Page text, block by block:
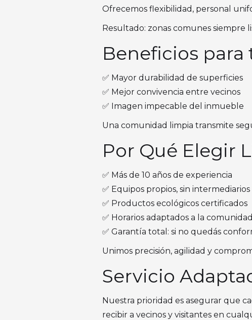
Ofrecemos flexibilidad, personal
Resultado: zonas comunes siempre
Beneficios
✅ Mayor durabilidad de superficies
✅ Mejor convivencia entre vecinos
✅ Imagen impecable del inmueble
Una comunidad limpia transmite
Por Qué Elegir
✅ Más de 10 años de experiencia
✅ Equipos propios, sin intermediarios
✅ Productos ecológicos certificados
✅ Horarios adaptados a la comunidad
✅ Garantía total: si no quedás
Unimos precisión, agilidad y
Servicio
Nuestra prioridad es asegurar que
recibir a vecinos y visitantes en